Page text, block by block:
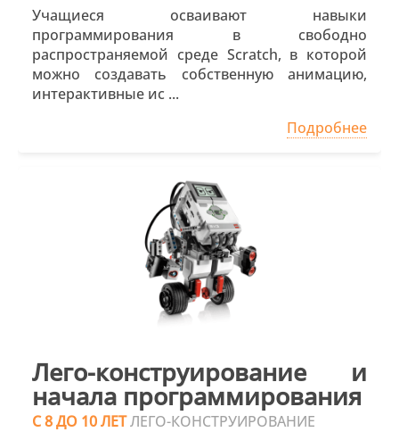
Учащиеся осваивают навыки
программирования в свободно
распространяемой среде Scratch, в которой
можно создавать собственную анимацию,
интерактивные ис ...
Подробнее
Лего-конструирование и
начала программирования
С 8 ДО 10 ЛЕТЛЕГО-КОНСТРУИРОВАНИЕ